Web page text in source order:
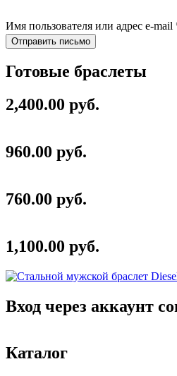
Имя пользователя или адрес e-mail
Готовые браслеты
2,400.00 руб.
960.00 руб.
760.00 руб.
1,100.00 руб.
Вход через аккаунт
Каталог